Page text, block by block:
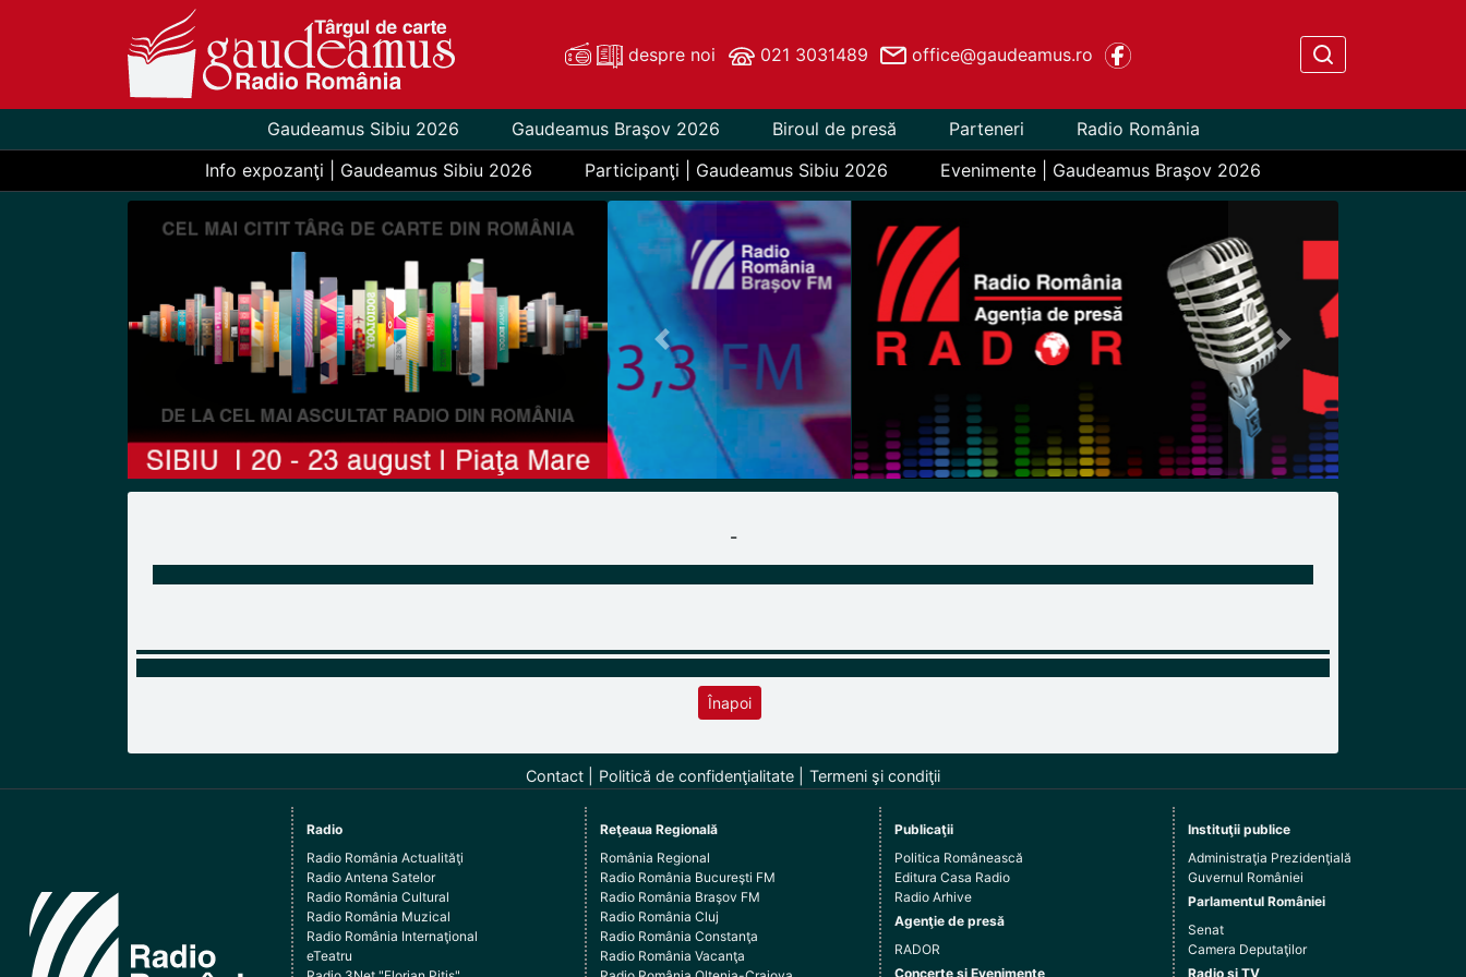
despre noi 021 3031489 office@gaudeamus.ro
Gaudeamus Sibiu 2026 Gaudeamus Braşov 2026 Biroul de presă Parteneri
Radio România
Info expozanţi | Gaudeamus Sibiu 2026
Participanţi | Gaudeamus Sibiu 2026 Evenimente | Gaudeamus Braşov 2026
Previous Next
-
Înapoi
Contact Politică de confidenţialitate Termeni şi condiţii
Radio
Radio România Actualităţi
Radio Antena Satelor
Radio România Cultural
Radio România Muzical
Radio România Internaţional
eTeatru
Reţeaua Regională
România Regional
Radio România Bucureşti FM
Radio România Braşov FM
Radio România Cluj
Radio România Constanţa
Radio România Vacanţa
Publicaţii
Politica Românească
Editura Casa Radio
Radio Arhive
Agenţie de presă
RADOR
Concerte şi Evenimente
Instituţii publice
Administraţia Prezidenţială
Guvernul României
Parlamentul României
Senat
Camera Deputaţilor
Radio şi TV